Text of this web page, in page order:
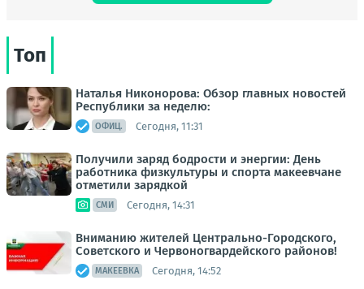
Топ
Наталья Никонорова: Обзор главных новостей
Республики за неделю:
ОФИЦ. Сегодня, 11:31
Получили заряд бодрости и энергии: День
работника физкультуры и спорта макеевчане
отметили зарядкой
СМИ Сегодня, 14:31
Вниманию жителей Центрально-Городского,
Советского и Червоногвардейского районов!
МАКЕЕВКА Сегодня, 14:52